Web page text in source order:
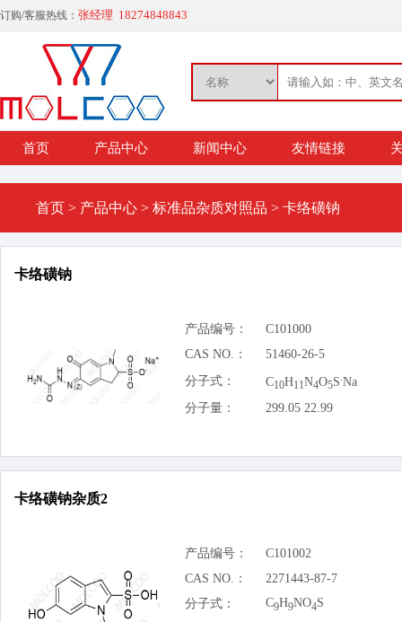
订购/客服热线： 张经理 18274848843
首页 产品中心 新闻中心 友情链接
首页 > 产品中心 > 标准品杂质对照品 > 卡络磺钠
卡络磺钠
产品编号：
C101000
CAS NO.：
51460-26-5
分子式：
C10H11N4O5S.Na
分子量：
299.05 22.99
卡络磺钠杂质2
产品编号：
C101002
CAS NO.：
2271443-87-7
分子式：
C9H9NO4S